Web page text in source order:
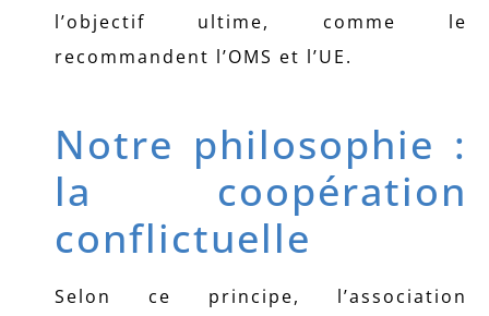
l’objectif ultime, comme le
recommandent l’OMS et l’UE.
Notre philosophie :
la coopération
conflictuelle
Selon ce principe, l’association